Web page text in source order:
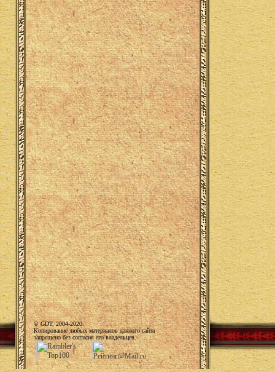
© GDT, 2004-2020.
Копирование любых материалов данного сайта
запрещено без согласия его владельцев.